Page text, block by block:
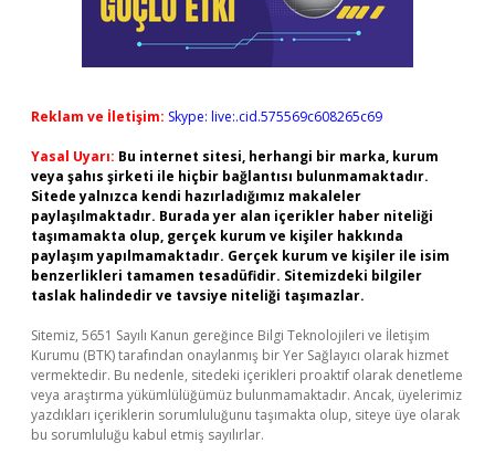
Reklam ve İletişim: Skype: live:.cid.575569c608265c69
Yasal Uyarı: Bu internet sitesi, herhangi bir marka, kurum
veya şahıs şirketi ile hiçbir bağlantısı bulunmamaktadır.
Sitede yalnızca kendi hazırladığımız makaleler
paylaşılmaktadır. Burada yer alan içerikler haber niteliği
taşımamakta olup, gerçek kurum ve kişiler hakkında
paylaşım yapılmamaktadır. Gerçek kurum ve kişiler ile isim
benzerlikleri tamamen tesadüfidir. Sitemizdeki bilgiler
taslak halindedir ve tavsiye niteliği taşımazlar.
Sitemiz, 5651 Sayılı Kanun gereğince Bilgi Teknolojileri ve İletişim
Kurumu (BTK) tarafından onaylanmış bir Yer Sağlayıcı olarak hizmet
vermektedir. Bu nedenle, sitedeki içerikleri proaktif olarak denetleme
veya araştırma yükümlülüğümüz bulunmamaktadır. Ancak, üyelerimiz
yazdıkları içeriklerin sorumluluğunu taşımakta olup, siteye üye olarak
bu sorumluluğu kabul etmiş sayılırlar.